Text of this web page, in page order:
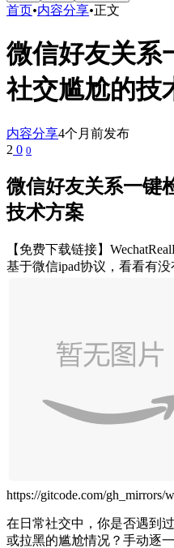
首页•内容分享•正文
微信好友关系
社交尴尬的技
内容分享4个月前发布
2 0 0
微信好友关系一键
技术方案
【免费下载链接】
基于微信ipad协议，看看有
https://gitcode.com/gh_mirrors/
在日常社交中，你是否遇到
或拉黑的尴尬情况？手动逐